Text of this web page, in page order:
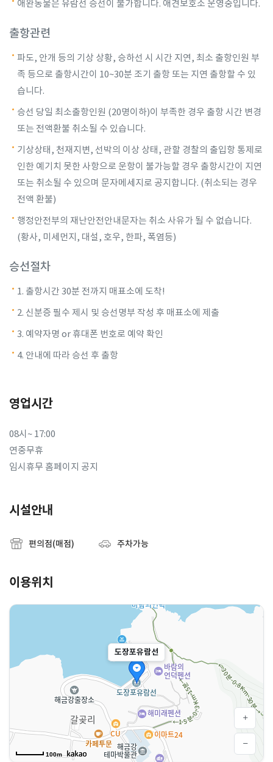
애완동물은 유람선 승선이 불가합니다. 애견보호소 운영중입니다.
출항관련
파도, 안개 등의 기상 상황, 승하선 시 시간 지연, 최소 출항인원 부
족 등으로 출항시간이 10~30분 조기 출항 또는 지연 출항할 수 있
습니다.
승선 당일 최소출항인원 (20명이하)이 부족한 경우 출항 시간 변경
또는 전액환불 취소될 수 있습니다.
기상상태, 천재지변, 선박의 이상 상태, 관할 경찰의 출입항 통제로
인한 예기치 못한 사항으로 운항이 불가능할 경우 출항시간이 지연
또는 취소될 수 있으며 문자메세지로 공지합니다. (취소되는 경우
전액 환불)
행정안전부의 재난안전안내문자는 취소 사유가 될 수 없습니다.
(황사, 미세먼지, 대설, 호우, 한파, 폭염등)
승선절차
1. 출항시간 30분 전까지 매표소에 도착!
2. 신분증 필수 제시 및 승선명부 작성 후 매표소에 제출
3. 예약자명 or 휴대폰 번호로 예약 확인
4. 안내에 따라 승선 후 출항
영업시간
08시~ 17:00
연중무휴
임시휴무 홈페이지 공지
시설안내
편의점(매점) 주차가능
이용위치
도장포유람선
100m